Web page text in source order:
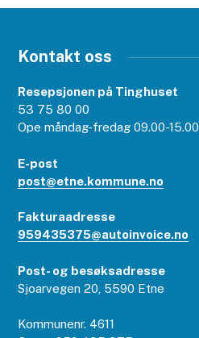
Kontakt oss
Resepsjonen på Tinghuset
53 75 80 00
Ope måndag-fredag 09.00-15.00
E-post
post@etne.kommune.no
Fakturaadresse
959435375@autoinvoice.no
Post- og besøksadresse
Sjoarvegen 20, 5590 Etne
Kommunenr. 4611